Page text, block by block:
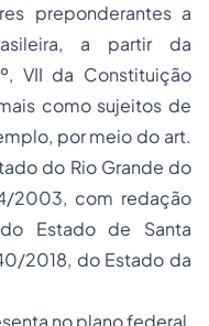
preponderantes a
a partir da
VII da Constituição
como sujeitos de
por meio do art.
do Rio Grande do
2003, com redação
Estado de Santa
2018, do Estado da